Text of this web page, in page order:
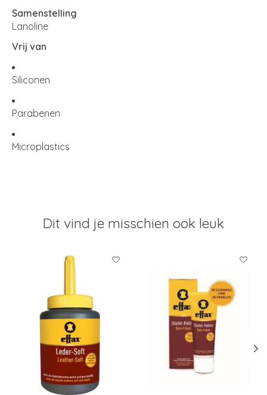
Samenstelling
Lanoline
Vrij van
Siliconen
Parabenen
Microplastics
Dit vind je misschien ook leuk
Items van productcarrousel